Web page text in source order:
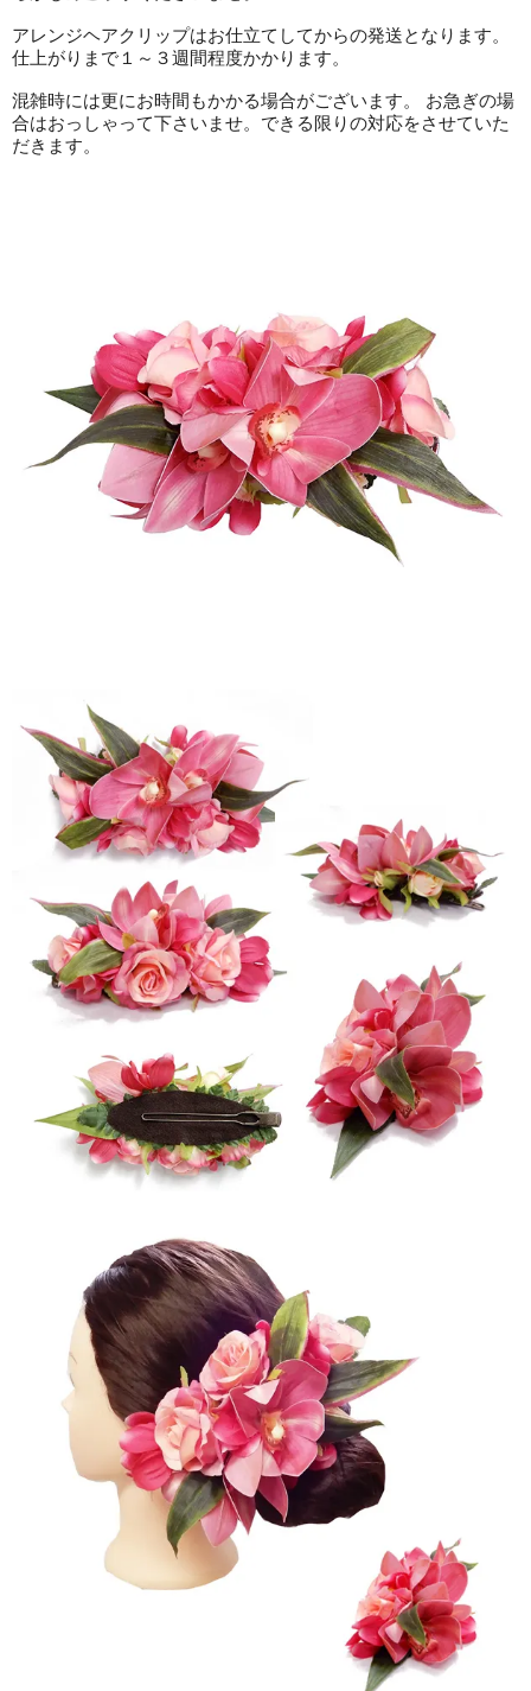
アレンジヘアクリップはお仕立てしてからの発送となります。
仕上がりまで１～３週間程度かかります。
混雑時には更にお時間もかかる場合がございます。 お急ぎの場
合はおっしゃって下さいませ。できる限りの対応をさせていた
だきます。